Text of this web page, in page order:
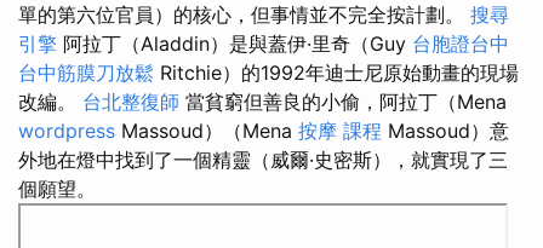
單的第六位官員）的核心，但事情並不完全按計劃。 搜尋
引擎 阿拉丁（Aladdin）是與蓋伊·里奇（Guy 台胞證台中
台中筋膜刀放鬆 Ritchie）的1992年迪士尼原始動畫的現場
改編。 台北整復師 當貧窮但善良的小偷，阿拉丁（Mena
wordpress Massoud）（Mena 按摩 課程 Massoud）意
外地在燈中找到了一個精靈（威爾·史密斯），就實現了三
個願望。